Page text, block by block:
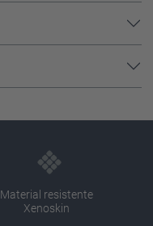
Material resistente
Xenoskin